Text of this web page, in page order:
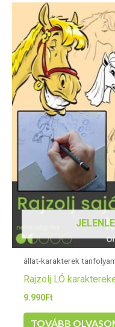
állat-karakterek
Rajzolj LÓ
9.990Ft
TOVÁBB